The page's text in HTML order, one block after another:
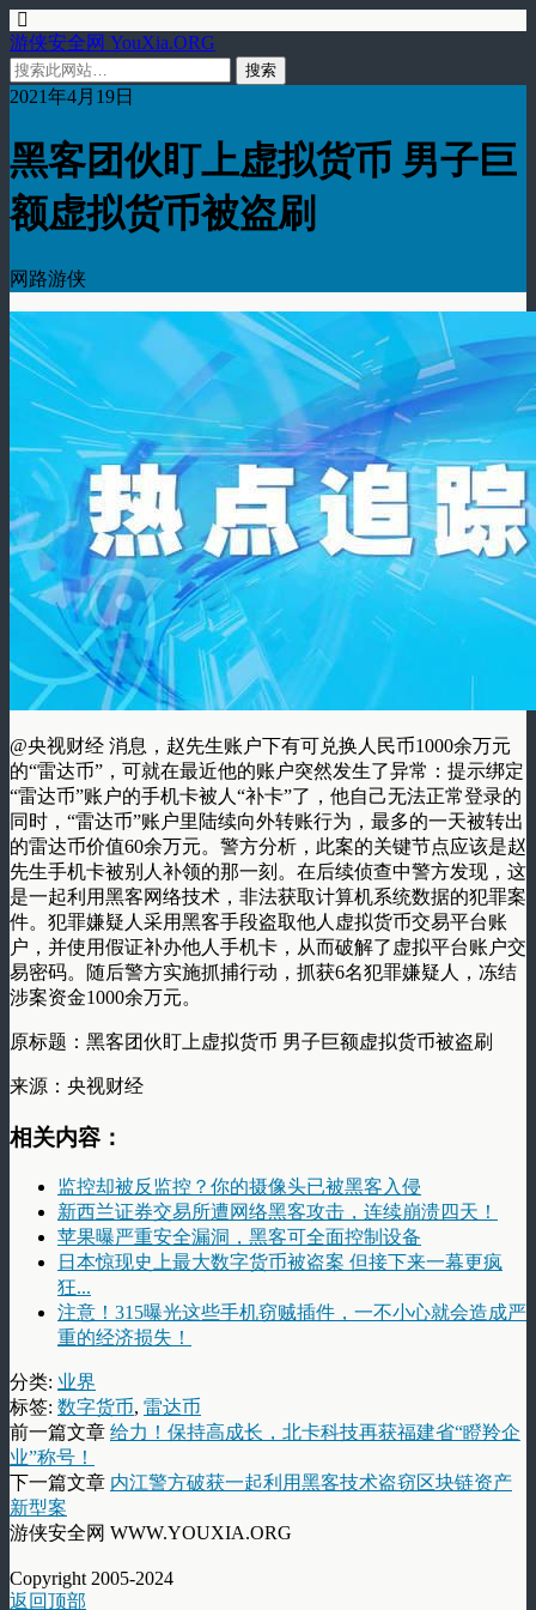
游侠安全网 YouXia.ORG
2021年4月19日
黑客团伙盯上虚拟货币 男子巨
额虚拟货币被盗刷
网路游侠
@央视财经 消息，赵先生账户下有可兑换人民币1000余万元
的“雷达币”，可就在最近他的账户突然发生了异常：提示绑定
“雷达币”账户的手机卡被人“补卡”了，他自己无法正常登录的
同时，“雷达币”账户里陆续向外转账行为，最多的一天被转出
的雷达币价值60余万元。警方分析，此案的关键节点应该是赵
先生手机卡被别人补领的那一刻。在后续侦查中警方发现，这
是一起利用黑客网络技术，非法获取计算机系统数据的犯罪案
件。犯罪嫌疑人采用黑客手段盗取他人虚拟货币交易平台账
户，并使用假证补办他人手机卡，从而破解了虚拟平台账户交
易密码。随后警方实施抓捕行动，抓获6名犯罪嫌疑人，冻结
涉案资金1000余万元。
原标题：黑客团伙盯上虚拟货币 男子巨额虚拟货币被盗刷
来源：央视财经
相关内容：
监控却被反监控？你的摄像头已被黑客入侵
新西兰证券交易所遭网络黑客攻击，连续崩溃四天！
苹果曝严重安全漏洞，黑客可全面控制设备
日本惊现史上最大数字货币被盗案 但接下来一幕更疯
狂...
注意！315曝光这些手机窃贼插件，一不小心就会造成严
重的经济损失！
分类: 业界
标签: 数字货币, 雷达币
前一篇文章 给力！保持高成长，北卡科技再获福建省“瞪羚企
业”称号！
下一篇文章 内江警方破获一起利用黑客技术盗窃区块链资产
新型案
游侠安全网 WWW.YOUXIA.ORG
Copyright 2005-2024
返回顶部